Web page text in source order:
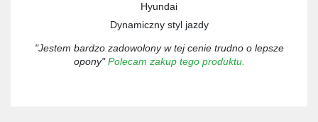
Hyundai
Dynamiczny styl jazdy
"Jestem bardzo zadowolony w tej cenie trudno o lepsze
opony"Polecam zakup tego produktu.